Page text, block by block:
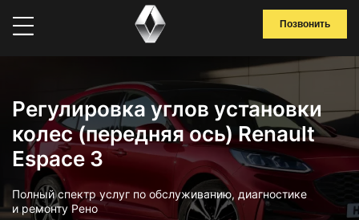
Позвонить
Регулировка углов установки
колес (передняя ось) Renault
Espace 3
Полный спектр услуг по обслуживанию, диагностике
и ремонту Рено